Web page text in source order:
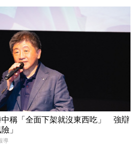
中稱「全面下架就沒東西吃」 強辯
」
導